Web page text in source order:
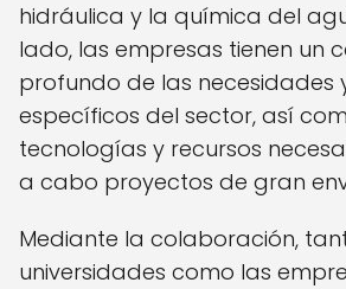
hidráulica y la química del
lado, las empresas tienen un
profundo de las necesidades
específicos del sector, así
tecnologías y recursos
a cabo proyectos de gran
Mediante la colaboración,
universidades como las